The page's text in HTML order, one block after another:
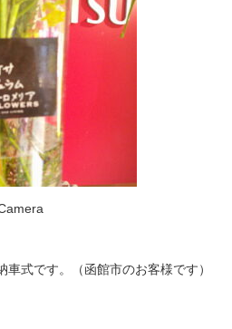
式です。（函館市のお客様です）